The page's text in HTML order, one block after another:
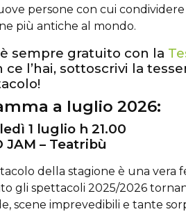
persone con cui
più antiche al mondo.
è sempre gratuito con la
ce l’hai, sottoscrivi la
a luglio 2026:
1 luglio h 21.00
JAM – Teatribù
della stagione è una vera
gli spettacoli 2025/2026
scene imprevedibili e tante